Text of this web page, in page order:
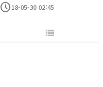
schedule18-05-30 02:45